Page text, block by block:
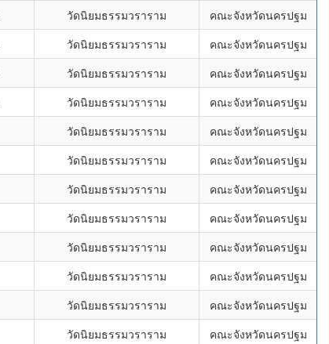
วัดนิยมธรรมวราราม
คณะจังหวัดนครปฐม
วัดนิยมธรรมวราราม
คณะจังหวัดนครปฐม
วัดนิยมธรรมวราราม
คณะจังหวัดนครปฐม
วัดนิยมธรรมวราราม
คณะจังหวัดนครปฐม
วัดนิยมธรรมวราราม
คณะจังหวัดนครปฐม
วัดนิยมธรรมวราราม
คณะจังหวัดนครปฐม
วัดนิยมธรรมวราราม
คณะจังหวัดนครปฐม
วัดนิยมธรรมวราราม
คณะจังหวัดนครปฐม
วัดนิยมธรรมวราราม
คณะจังหวัดนครปฐม
วัดนิยมธรรมวราราม
คณะจังหวัดนครปฐม
วัดนิยมธรรมวราราม
คณะจังหวัดนครปฐม
วัดนิยมธรรมวราราม
คณะจังหวัดนครปฐม